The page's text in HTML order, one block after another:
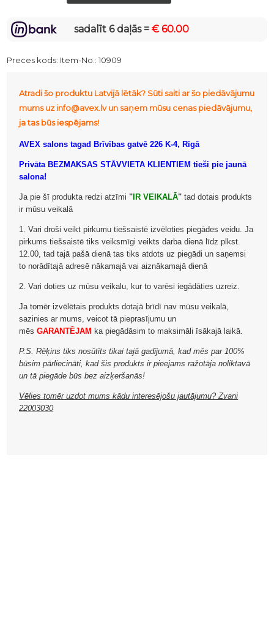
sadalīt 6 daļās =€ 60.00
Preces kods: Item-No.: 10909
Atradi šo produktu Latvijā lētāk? Sūti saiti ar šo piedāvājumu
mums uz info@avex.lv un saņem mūsu cenas piedāvājumu,
ja tas būs iespējams!
AVEX salons tagad Brīvības gatvē 226 K-4, Rīgā
Privāta BEZMAKSAS STĀVVIETA KLIENTIEM tieši pie jaunā
salona!
Ja pie šī produkta redzi atzīmi " IR VEIKALĀ" tad dotais produkts
ir mūsu veikalā
1. Vari droši veikt pirkumu tiešsaistē izvēloties piegādes veidu. Ja
pirkums tiešsaistē tiks veiksmīgi veikts darba dienā līdz plkst.
12.00, tad tajā pašā dienā tas tiks atdots uz piegādi un saņemsi
to norādītajā adresē nākamajā vai aiznākamajā dienā
2. Vari doties uz mūsu veikalu, kur to varēsi iegādāties uzreiz.
Ja tomēr izvēlētais produkts dotajā brīdī nav mūsu veikalā,
sazinies ar mums, veicot tā pieprasījumu un
mēsGARANTĒJAM ka piegādāsim to maksimāli īsākajā laikā.
P.S. Rēķins tiks nosūtīts tikai tajā gadījumā, kad mēs par 100%
būsim pārliecināti, kad šis produkts ir pieejams ražotāja noliktavā
un tā piegāde būs bez aizķeršanās!
Vēlies tomēr uzdot mums kādu interesējošu jautājumu? Zvani
22003030